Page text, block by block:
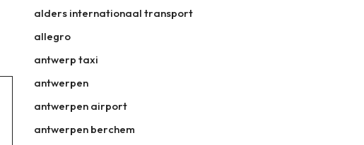
alders internationaal transport
allegro
antwerp taxi
antwerpen
antwerpen airport
antwerpen berchem